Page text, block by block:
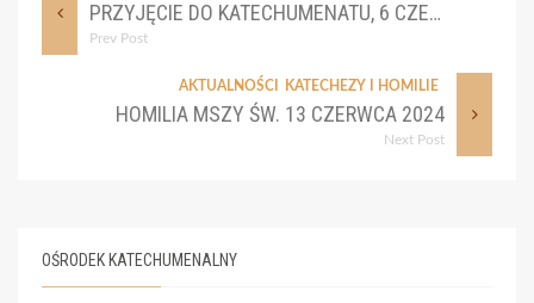
PRZYJĘCIE DO KATECHUMENATU, 6 CZERWCA 2024
Prev Post
AKTUALNOŚCI KATECHEZY I HOMILIE
HOMILIA MSZY ŚW. 13 CZERWCA 2024
Next Post
OŚRODEK KATECHUMENALNY